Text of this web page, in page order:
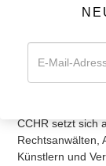
Industrie
Sie ist eine
im
CCHR setzt sich
Rechtsanwälten,
Künstlern und